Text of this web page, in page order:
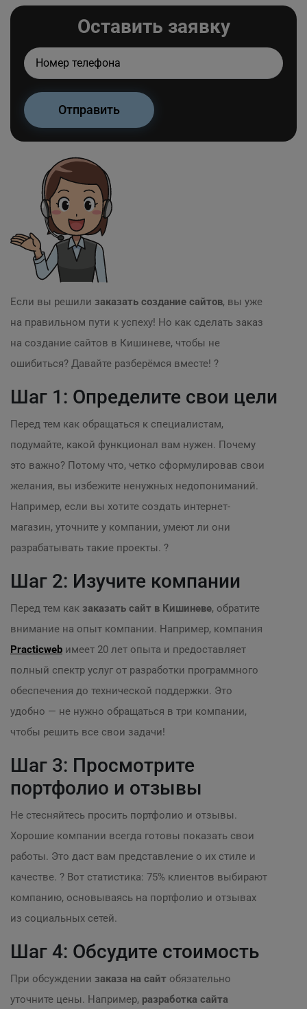
Оставить заявку
Если вы решили заказать создание сайтов, вы уже
на правильном пути к успеху! Но как сделать заказ
на создание сайтов в Кишиневе, чтобы не
ошибиться? Давайте разберёмся вместе! ?
Шаг 1: Определите свои цели
Перед тем как обращаться к специалистам,
подумайте, какой функционал вам нужен. Почему
это важно? Потому что, четко сформулировав свои
желания, вы избежите ненужных недопониманий.
Например, если вы хотите создать интернет-
магазин, уточните у компании, умеют ли они
разрабатывать такие проекты. ?
Шаг 2: Изучите компании
Перед тем как заказать сайт в Кишиневе, обратите
внимание на опыт компании. Например, компания
Practicweb имеет 20 лет опыта и предоставляет
полный спектр услуг от разработки программного
обеспечения до технической поддержки. Это
удобно — не нужно обращаться в три компании,
чтобы решить все свои задачи!
Шаг 3: Просмотрите
портфолио и отзывы
Не стесняйтесь просить портфолио и отзывы.
Хорошие компании всегда готовы показать свои
работы. Это даст вам представление о их стиле и
качестве. ? Вот статистика: 75% клиентов выбирают
компанию, основываясь на портфолио и отзывах
из социальных сетей.
Шаг 4: Обсудите стоимость
При обсуждении заказа на сайт обязательно
уточните цены. Например, разработка сайта